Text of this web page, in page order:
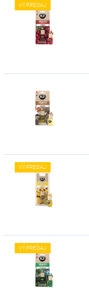
VÝPREDAJ
VÝPREDAJ
VÝPREDAJ